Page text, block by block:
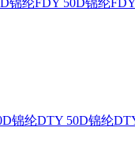
锦纶FDY 50D锦纶
锦纶DTY 50D锦纶